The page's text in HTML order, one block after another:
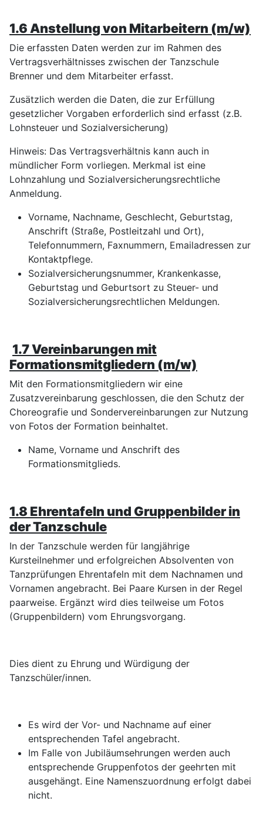
1.6 Anstellung von Mitarbeitern (m/w)
Die erfassten Daten werden zur im Rahmen des
Vertragsverhältnisses zwischen der Tanzschule
Brenner und dem Mitarbeiter erfasst.
Zusätzlich werden die Daten, die zur Erfüllung
gesetzlicher Vorgaben erforderlich sind erfasst (z.B.
Lohnsteuer und Sozialversicherung)
Hinweis: Das Vertragsverhältnis kann auch in
mündlicher Form vorliegen. Merkmal ist eine
Lohnzahlung und Sozialversicherungsrechtliche
Anmeldung.
Vorname, Nachname, Geschlecht, Geburtstag,
Anschrift (Straße, Postleitzahl und Ort),
Telefonnummern, Faxnummern, Emailadressen zur
Kontaktpflege.
Sozialversicherungsnummer, Krankenkasse,
Geburtstag und Geburtsort zu Steuer- und
Sozialversicherungsrechtlichen Meldungen.
1.7 Vereinbarungen mit
Formationsmitgliedern (m/w)
Mit den Formationsmitgliedern wir eine
Zusatzvereinbarung geschlossen, die den Schutz der
Choreografie und Sondervereinbarungen zur Nutzung
von Fotos der Formation beinhaltet.
Name, Vorname und Anschrift des
Formationsmitglieds.
1.8 Ehrentafeln und Gruppenbilder in
der Tanzschule
In der Tanzschule werden für langjährige
Kursteilnehmer und erfolgreichen Absolventen von
Tanzprüfungen Ehrentafeln mit dem Nachnamen und
Vornamen angebracht. Bei Paare Kursen in der Regel
paarweise. Ergänzt wird dies teilweise um Fotos
(Gruppenbildern) vom Ehrungsvorgang.
Dies dient zu Ehrung und Würdigung der
Tanzschüler/innen.
Es wird der Vor- und Nachname auf einer
entsprechenden Tafel angebracht.
Im Falle von Jubiläumsehrungen werden auch
entsprechende Gruppenfotos der geehrten mit
ausgehängt. Eine Namenszuordnung erfolgt dabei
nicht.